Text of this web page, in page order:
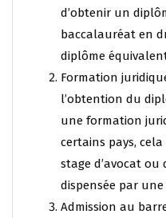
d’obtenir un
baccalauréat en
diplôme
Formation
l’obtention du
une formation
certains pays,
stage d’avocat
dispensée par
Admission au